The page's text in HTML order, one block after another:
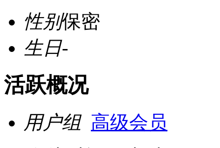
性别保密
生日-
活跃概况
用户组 高级会员